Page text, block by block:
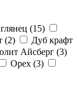
(15)
(2)
Дуб крафт
Айсберг (3)
Орех (3)